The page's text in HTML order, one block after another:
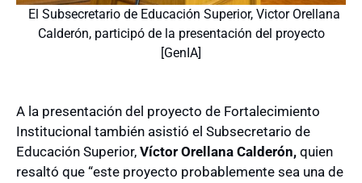
El Subsecretario de Educación Superior, Victor Orellana
Calderón, participó de la presentación del proyecto
[GenIA]
A la presentación del proyecto de Fortalecimiento
Institucional también asistió el Subsecretario de
Educación Superior, Víctor Orellana Calderón, quien
resaltó que “este proyecto probablemente sea una de